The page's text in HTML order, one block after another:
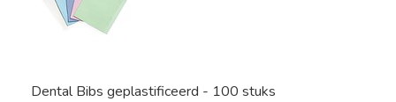
Dental Bibs geplastificeerd - 100 stuks